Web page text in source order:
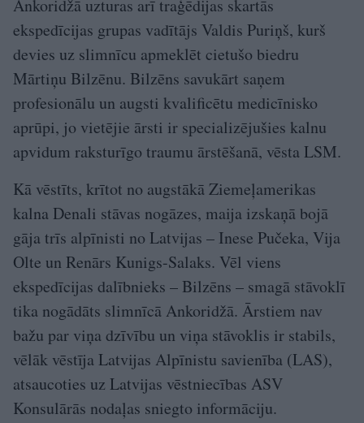
Ankoridžā uzturas arī traģēdijas skartās
ekspedīcijas grupas vadītājs Valdis Puriņš, kurš
devies uz slimnīcu apmeklēt cietušo biedru
Mārtiņu Bilzēnu. Bilzēns savukārt saņem
profesionālu un augsti kvalificētu medicīnisko
aprūpi, jo vietējie ārsti ir specializējušies kalnu
apvidum raksturīgo traumu ārstēšanā, vēsta LSM.
Kā vēstīts, krītot no augstākā Ziemeļamerikas
kalna Denali stāvas nogāzes, maija izskaņā bojā
gāja trīs alpīnisti no Latvijas – Inese Pučeka, Vija
Olte un Renārs Kunigs-Salaks. Vēl viens
ekspedīcijas dalībnieks – Bilzēns – smagā stāvoklī
tika nogādāts slimnīcā Ankoridžā. Ārstiem nav
bažu par viņa dzīvību un viņa stāvoklis ir stabils,
vēlāk vēstīja Latvijas Alpīnistu savienība (LAS),
atsaucoties uz Latvijas vēstniecības ASV
Konsulārās nodaļas sniegto informāciju.